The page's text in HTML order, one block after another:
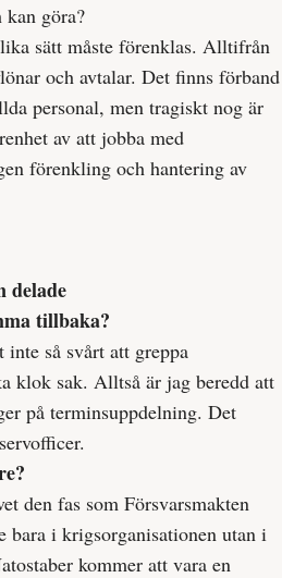
göra?
sätt måste förenklas. Alltifrån
och avtalar. Det finns förband
personal, men tragiskt nog är
av att jobba med
förenkling och hantering av
delade
tillbaka?
inte så svårt att greppa
klok sak. Alltså är jag beredd att
på terminsuppdelning. Det
den fas som Försvarsmakten
bara i krigsorganisationen utan i
kommer att vara en